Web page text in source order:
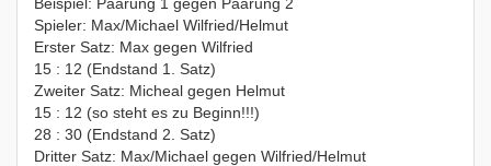
Spieler: Max/Michael Wilfried/Helmut
Erster Satz: Max gegen Wilfried
15 : 12 (Endstand 1. Satz)
Zweiter Satz: Micheal gegen Helmut
15 : 12 (so steht es zu Beginn!!!)
28 : 30 (Endstand 2. Satz)
Dritter Satz: Max/Michael gegen Wilfried/Helmut